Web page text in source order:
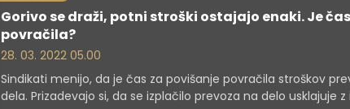
Gorivo se draži, potni stroški ostajajo enaki. Je
povračila?
28. 03. 2022 05.00
Sindikati menijo, da je čas za povišanje povračila stroškov
dela. Prizadevajo si, da se izplačilo prevoza na delo usklajuje